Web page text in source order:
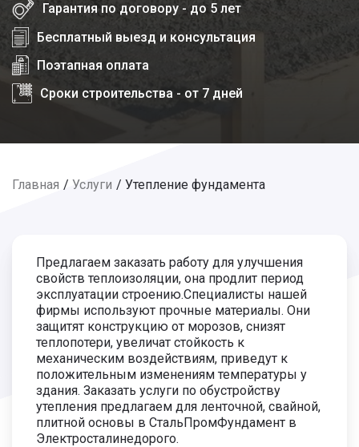
Гарантия по договору - до 5 лет
Бесплатный выезд и консультация
Поэтапная оплата
Сроки строительства - от 7 дней
Главная Услуги Утепление фундамента
Предлагаем заказать работу для улучшения
свойств теплоизоляции, она продлит период
эксплуатации строению.Специалисты нашей
фирмы используют прочные материалы. Они
защитят конструкцию от морозов, снизят
теплопотери, увеличат стойкость к
механическим воздействиям, приведут к
положительным изменениям температуры у
здания. Заказать услуги по обустройству
утепления предлагаем для ленточной, свайной,
плитной основы в СтальПромФундамент в
Электросталинедорого.